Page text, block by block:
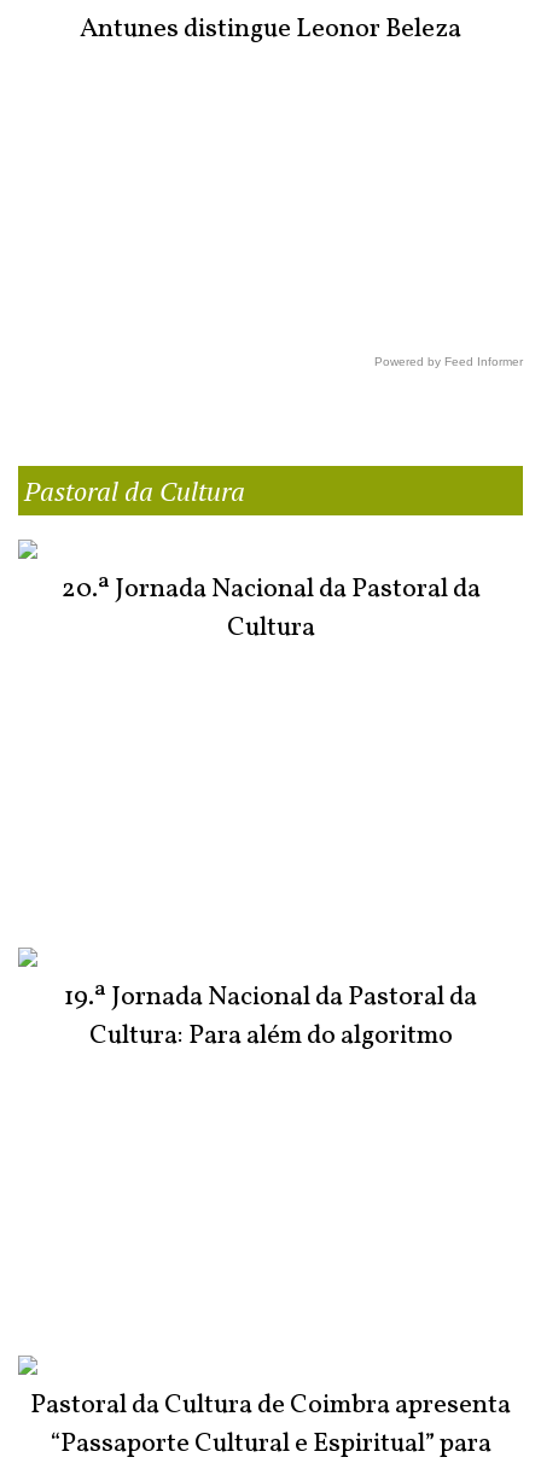
Antunes distingue Leonor Beleza
Powered by Feed Informer
Pastoral da Cultura
20.ª Jornada Nacional da Pastoral da
Cultura
19.ª Jornada Nacional da Pastoral da
Cultura: Para além do algoritmo
Pastoral da Cultura de Coimbra apresenta
“Passaporte Cultural e Espiritual” para